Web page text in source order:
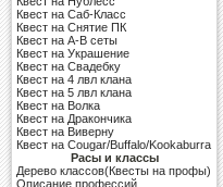
Квест на Саб-Класс
Квест на Снятие ПК
Квест на A-B сеты
Квест на Украшение
Квест на Свадебку
Квест на 4 лвл клана
Квест на 5 лвл клана
Квест на Волка
Квест на Дракончика
Квест на Виверну
Квест на Cougar/Buffalo/Kookaburra
Расы и классы
Дерево классов(Квесты на профы)
Описание профессий